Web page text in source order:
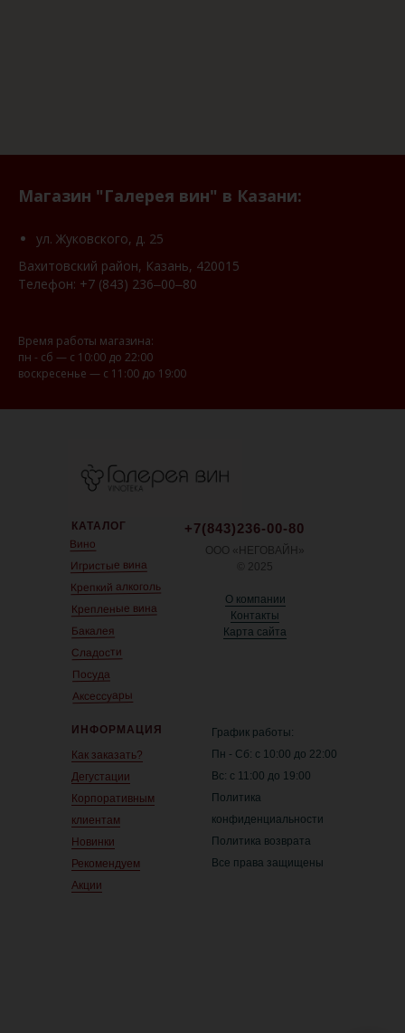
Магазин "Галерея вин" в Казани:
ул. Жуковского, д. 25
Вахитовский район, Казань, 420015
Телефон: +7 (843) 236‒00‒80
Время работы магазина:
пн - сб — с 10:00 до 22:00
воскресенье — с 11:00 до 19:00
КАТАЛОГ
Вино
Игристые вина
Крепкий алкоголь
Крепленые вина
Бакалея
Сладости
Посуда
Аксессуары
ИНФОРМАЦИЯ
Как заказать?
Дегустации
Корпоративным
клиентам
Новинки
Рекомендуем
Акции
График работы:
Пн - Сб: с 10:00 до 22:00
Вс: с 11:00 до 19:00
Политика
конфиденциальности
Политика возврата
Все права защищены
ООО «НЕГОВАЙН»
© 2025
О компании
Контакты
Карта сайта
+7(843)236-00-80